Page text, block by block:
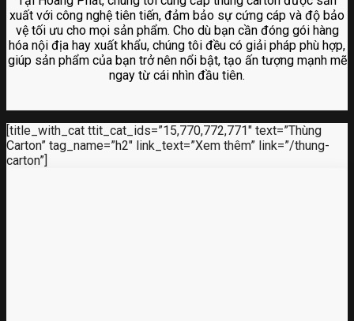
xuất với công nghệ tiên tiến, đảm bảo sự cứng cáp và độ bảo
vệ tối ưu cho mọi sản phẩm. Cho dù bạn cần đóng gói hàng
hóa nội địa hay xuất khẩu, chúng tôi đều có giải pháp phù hợp,
giúp sản phẩm của bạn trở nên nổi bật, tạo ấn tượng mạnh mẽ
ngay từ cái nhìn đầu tiên.
[title_with_cat ttit_cat_ids=”15,770,772,771″ text=”Thùng
Carton” tag_name=”h2″ link_text=”Xem thêm” link=”/thung-
carton”]